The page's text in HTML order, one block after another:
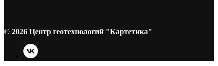
© 2026 Центр геотехнологий "Картетика"